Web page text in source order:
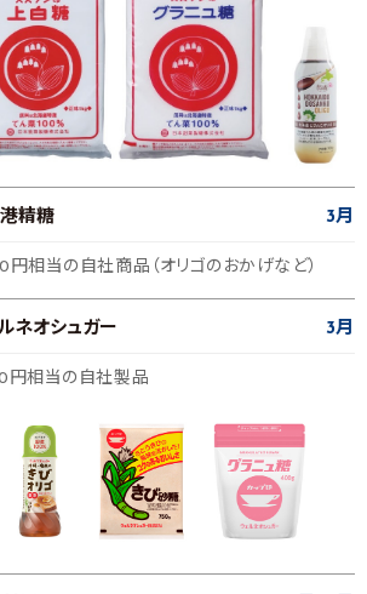
精糖 3月
円相当の自社商品（オリゴのおかげなど）
ネオシュガー 3月
円相当の自社製品